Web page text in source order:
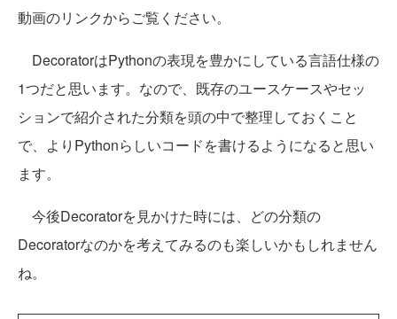
動画のリンクからご覧ください。
DecoratorはPythonの表現を豊かにしている言語仕様の
1つだと思います。なので、既存のユースケースやセッ
ションで紹介された分類を頭の中で整理しておくこと
で、よりPythonらしいコードを書けるようになると思い
ます。
今後Decoratorを見かけた時には、どの分類の
Decoratorなのかを考えてみるのも楽しいかもしれません
ね。